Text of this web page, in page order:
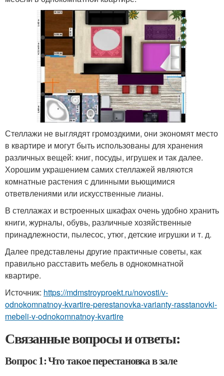
Стеллажи не выглядят громоздкими, они экономят место
в квартире и могут быть использованы для хранения
различных вещей: книг, посуды, игрушек и так далее.
Хорошим украшением самих стеллажей являются
комнатные растения с длинными вьющимися
ответвлениями или искусственные лианы.
В стеллажах и встроенных шкафах очень удобно хранить
книги, журналы, обувь, различные хозяйственные
принадлежности, пылесос, утюг, детские игрушки и т. д.
Далее представлены другие практичные советы, как
правильно расставить мебель в однокомнатной
квартире.
Источник: https://mdmstroyproekt.ru/novosti/v-
odnokomnatnoy-kvartire-perestanovka-varianty-rasstanovki-
mebeli-v-odnokomnatnoy-kvartire
Связанные вопросы и ответы:
Вопрос 1: Что такое перестановка в зале